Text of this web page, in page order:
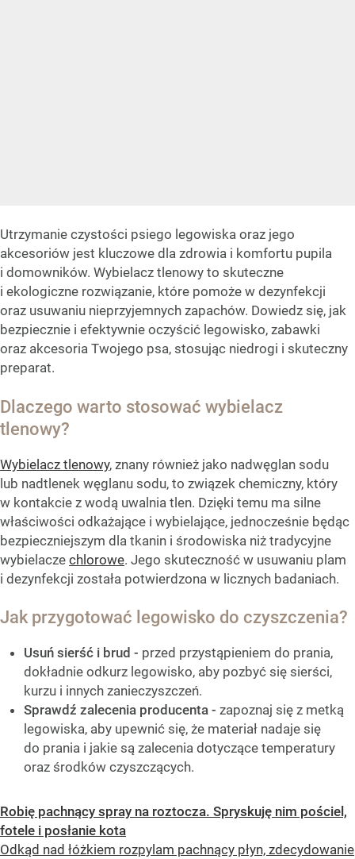
Utrzymanie czystości psiego legowiska oraz jego
akcesoriów jest kluczowe dla zdrowia i komfortu pupila
i domowników. Wybielacz tlenowy to skuteczne
i ekologiczne rozwiązanie, które pomoże w dezynfekcji
oraz usuwaniu nieprzyjemnych zapachów. Dowiedz się, jak
bezpiecznie i efektywnie oczyścić legowisko, zabawki
oraz akcesoria Twojego psa, stosując niedrogi i skuteczny
preparat.
Dlaczego warto stosować wybielacz
tlenowy?
Wybielacz tlenowy, znany również jako nadwęglan sodu
lub nadtlenek węglanu sodu, to związek chemiczny, który
w kontakcie z wodą uwalnia tlen. Dzięki temu ma silne
właściwości odkażające i wybielające, jednocześnie będąc
bezpieczniejszym dla tkanin i środowiska niż tradycyjne
wybielacze chlorowe. Jego skuteczność w usuwaniu plam
i dezynfekcji została potwierdzona w licznych badaniach.
Jak przygotować legowisko do czyszczenia?
Usuń sierść i brud - przed przystąpieniem do prania,
dokładnie odkurz legowisko, aby pozbyć się sierści,
kurzu i innych zanieczyszczeń.
Sprawdź zalecenia producenta - zapoznaj się z metką
legowiska, aby upewnić się, że materiał nadaje się
do prania i jakie są zalecenia dotyczące temperatury
oraz środków czyszczących.
Robię pachnący spray na roztocza. Spryskuję nim pościel,
fotele i posłanie kota
Odkąd nad łóżkiem rozpylam pachnący płyn, zdecydowanie